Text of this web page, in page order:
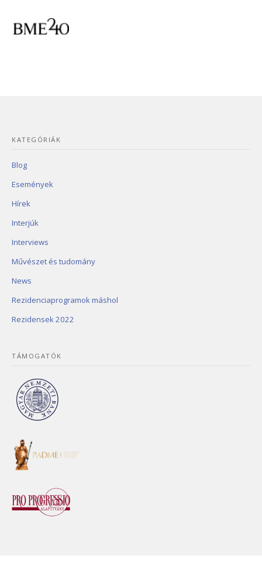
KATEGÓRIÁK
Blog
Események
Hírek
Interjúk
Interviews
Művészet és tudomány
News
Rezidenciaprogramok máshol
Rezidensek 2022
TÁMOGATÓK